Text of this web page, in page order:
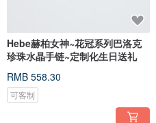
Hebe赫柏女神~花冠系列巴洛克
珍珠水晶手链~定制化生日送礼
RMB 558.30
可客制